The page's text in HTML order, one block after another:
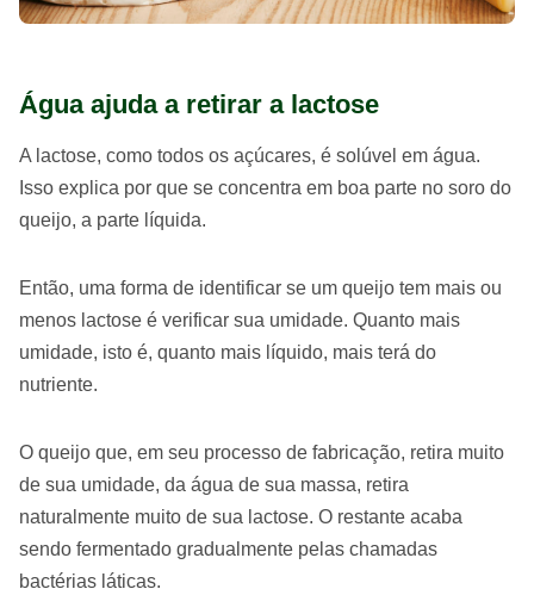
Água ajuda a retirar a lactose
A lactose, como todos os açúcares, é solúvel em água.
Isso explica por que se concentra em boa parte no soro do
queijo, a parte líquida.
Então, uma forma de identificar se um queijo tem mais ou
menos lactose é verificar sua umidade. Quanto mais
umidade, isto é, quanto mais líquido, mais terá do
nutriente.
O queijo que, em seu processo de fabricação, retira muito
de sua umidade, da água de sua massa, retira
naturalmente muito de sua lactose. O restante acaba
sendo fermentado gradualmente pelas chamadas
bactérias láticas.